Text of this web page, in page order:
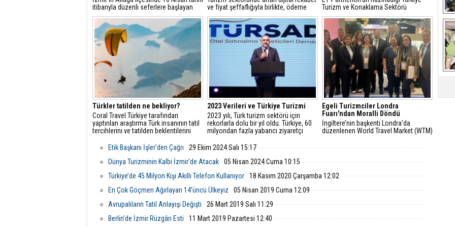
itibarıyla düzenli seferlere başlayan
Aliaport Limanı, kısa sürede yoğun
yolcu hareketliliğine sahne oldu.
ve fiyat şeffaflığıyla birlikte, ödeme
ekranındaki milisaniyelik gecikmeler ile
başarısız işlemler, şirketler için
doğrudan gelir kaybına yol açarak
süreci stratejik bir büyüme unsuru
haline getiriyor.
Turizm ve Konaklama Sektörü
Görünümü çalışmasına göre; Türkiye
2025 yılının ilk yarısında 25 milyondan
fazla uluslararası ziyaretçi ağırladı ve
turizm gelirleri 25,4 milyar dolara
ulaştı.
Türkler tatilden ne bekliyor?
Coral Travel Türkiye tarafından
yaptırılan araştırma Türk insanının tatil
tercihlerini ve tatilden beklentilerini
2023 Verileri ve Türkiye Turizmi
2023 yılı, Türk turizm sektörü için
rekorlarla dolu bir yıl oldu. Türkiye, 60
milyondan fazla yabancı ziyaretçi
sıralamasında üst sıralara yükseldi ve
üzerine çıkardı.
Egeli Turizmciler Londra
Fuarı'ndan Moralli Döndü
İngiltere’nin başkenti Londra’da
düzenlenen World Travel Market (WTM)
turizmciler büyük moralle döndüler.
Etik Başkanı İşler’den Çağrı
29 Ekim 2024 Salı 15:17
Dünya Turizminin Kalbi İzmir'de Atacak
05 Nisan 2024 Cuma 10:15
Türkiye’de 45 Milyon Kişi Akıllı Telefon Kullanıyor
18 Kasım 2020 Çarşamba 12:02
En Çok Göçmen Ağırlayan 14’üncü Ülkeyiz
05 Nisan 2019 Cuma 12:09
Avrupalıların Tatil Anlayışı Değişti
26 Mart 2019 Salı 11:29
Berlin’de İzmir Rüzgârı Esti
11 Mart 2019 Pazartesi 12:40